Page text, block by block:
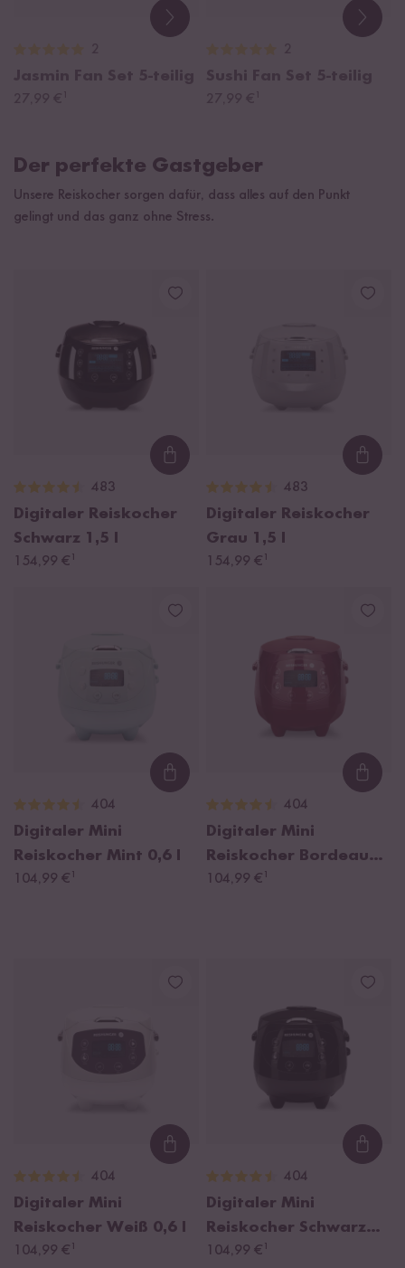
Der perfekte Gastgeber
Unsere Reiskocher sorgen dafür, dass alles auf den Punkt
gelingt und das ganz ohne Stress.
Loading...
483
Digitaler Reiskocher
Schwarz 1,5 l
154,99 € ¹
483
Digitaler Reiskocher
Grau 1,5 l
154,99 € ¹
Loading...
404
Digitaler Mini
Reiskocher Mint 0,6 l
104,99 € ¹
404
Digitaler Mini
Reiskocher Bordeaux
0,6 l
104,99 € ¹
Loading...
404
Digitaler Mini
Reiskocher Weiß 0,6 l
104,99 € ¹
404
Digitaler Mini
Reiskocher Schwarz
0,6 l
104,99 € ¹